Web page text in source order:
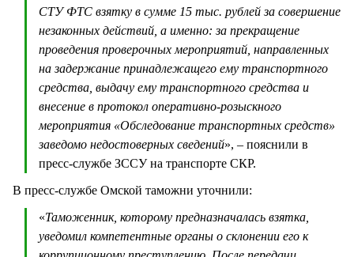
СТУ ФТС взятку в сумме 15 тыс. рублей за совершение
незаконных действий, а именно: за прекращение
проведения проверочных мероприятий, направленных
на задержание принадлежащего ему транспортного
средства, выдачу ему транспортного средства и
внесение в протокол оперативно-розыскного
мероприятия «Обследование транспортных средств»
заведомо недостоверных сведений», – пояснили в
пресс-службе ЗССУ на транспорте СКР.
В пресс-службе Омской таможни уточнили:
«Таможенник, которому предназначалась взятка,
уведомил компетентные органы о склонении его к